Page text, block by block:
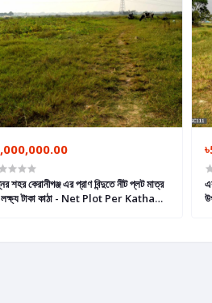
শহর কেরানীগঞ্জ এর প্রাণ বিন্দুতে নীট প্লট মাত্র
টাকা কাঠা - Net Plot Per Katha